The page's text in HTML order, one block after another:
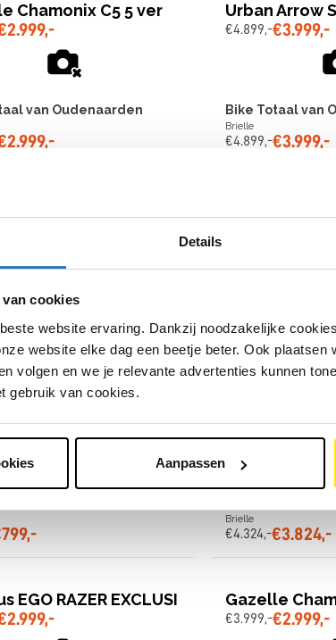
Details
cookies
website ervaring. Dankzij noodzakelijke
website elke dag een beetje beter. Ook plaatsen
volgen en we je relevante advertenties kunnen
gebruik van cookies.
Aanpassen
Chamonix C5 5 ver
2.999,-
van Oudenaarden
2.999,-
Urban Arrow
€4.899,-€3.999,-
Bike Totaal van
Brielle
€4.899,-€3.999,-
van Oudenaarden
999,-
Brielle
€1.139,-€949,-
Speeder 300 20 ver
799,-
799,-
€4.324,-€3.824,-
Brielle
€4.324,-€3.824,-
EGO RAZER EXCLUSI
2.999,-
Gazelle
€3.999,-€2.999,-